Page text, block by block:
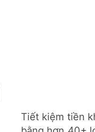
Tiết kiệm tiền